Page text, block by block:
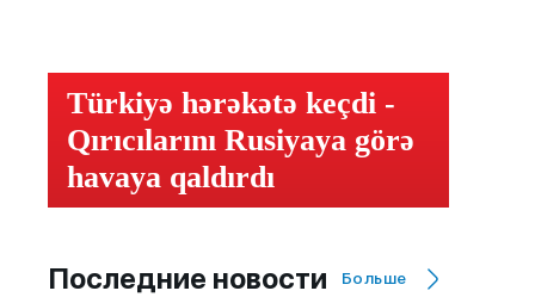
Türkiyə hərəkətə keçdi -
Qırıcılarını Rusiyaya görə
havaya qaldırdı
Последние новости Больше